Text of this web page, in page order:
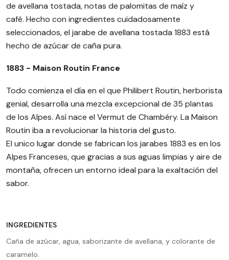
de avellana tostada, notas de palomitas de maíz y
café. Hecho con ingredientes cuidadosamente
seleccionados, el jarabe de avellana tostada 1883 está
hecho de azúcar de caña pura.
1883 - Maison Routin France
Todo comienza el día en el que Philibert Routin, herborista
genial, desarrolla una mezcla excepcional de 35 plantas
de los Alpes. Así nace el Vermut de Chambéry. La Maison
Routin iba a revolucionar la historia del gusto.
El unico lugar donde se fabrican los jarabes 1883 es en los
Alpes Franceses, que gracias a sus aguas limpias y aire de
montaña, ofrecen un entorno ideal para la exaltación del
sabor.
INGREDIENTES
Caña de azúcar, agua, saborizante de avellana, y colorante de
caramelo.